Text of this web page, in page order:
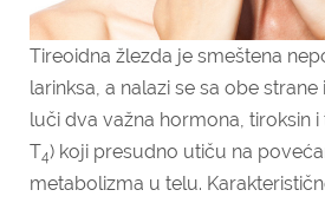
Tireoidna žlezda je smeštena
larinksa, a nalazi se sa obe strane
luči dva važna hormona, tiroksin
T4) koji presudno utiču na
metabolizma u telu.